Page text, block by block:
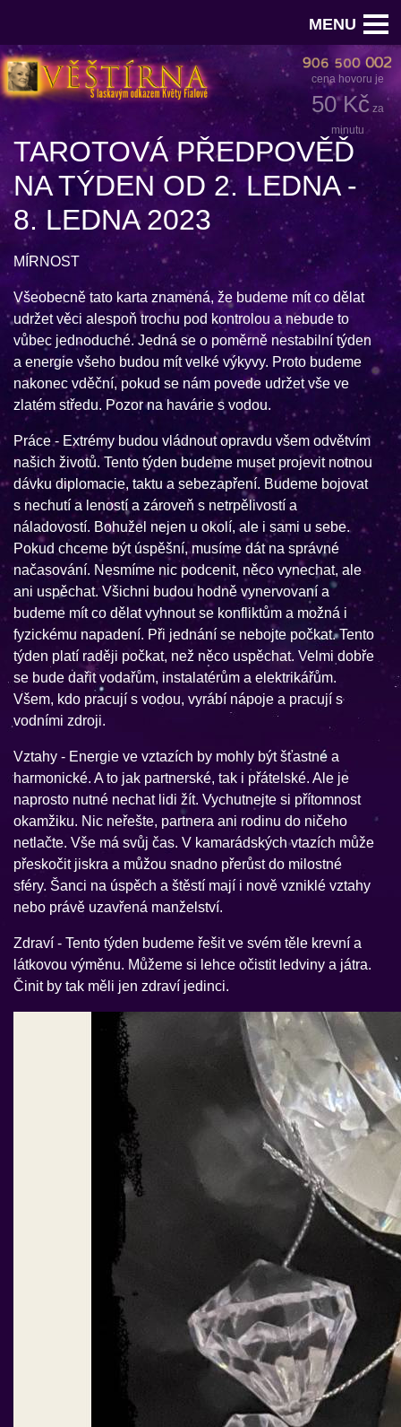
MENU
cena hovoru je
50 Kč za
minutu
TAROTOVÁ PŘEDPOVĚĎ
NA TÝDEN OD 2. LEDNA -
8. LEDNA 2023
MÍRNOST
Všeobecně tato karta znamená, že budeme mít co dělat
udržet věci alespoň trochu pod kontrolou a nebude to
vůbec jednoduché. Jedná se o poměrně nestabilní týden
a energie všeho budou mít velké výkyvy. Proto budeme
nakonec vděční, pokud se nám povede udržet vše ve
zlatém středu. Pozor na havárie s vodou.
Práce - Extrémy budou vládnout opravdu všem odvětvím
našich životů. Tento týden budeme muset projevit notnou
dávku diplomacie, taktu a sebezapření. Budeme bojovat
s nechutí a leností a zároveň s netrpělivostí a
náladovostí. Bohužel nejen u okolí, ale i sami u sebe.
Pokud chceme být úspěšní, musíme dát na správné
načasování. Nesmíme nic podcenit, něco vynechat, ale
ani uspěchat. Všichni budou hodně vynervovaní a
budeme mít co dělat vyhnout se konfliktům a možná i
fyzickému napadení. Při jednání se nebojte počkat. Tento
týden platí raději počkat, než něco uspěchat. Velmi dobře
se bude dařit vodařům, instalatérům a elektrikářům.
Všem, kdo pracují s vodou, vyrábí nápoje a pracují s
vodními zdroji.
Vztahy - Energie ve vztazích by mohly být šťastné a
harmonické. A to jak partnerské, tak i přátelské. Ale je
naprosto nutné nechat lidi žít. Vychutnejte si přítomnost
okamžiku. Nic neřešte, partnera ani rodinu do ničeho
netlačte. Vše má svůj čas. V kamarádských vtazích může
přeskočit jiskra a můžou snadno přerůst do milostné
sféry. Šanci na úspěch a štěstí mají i nově vzniklé vztahy
nebo právě uzavřená manželství.
Zdraví - Tento týden budeme řešit ve svém těle krevní a
látkovou výměnu. Můžeme si lehce očistit ledviny a játra.
Činit by tak měli jen zdraví jedinci.